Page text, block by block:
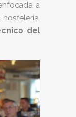
a
del